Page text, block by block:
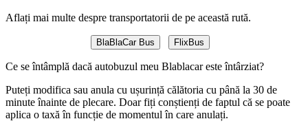
Aflați mai multe despre transportatorii de pe această rută.
BlaBlaCar Bus FlixBus
Ce se întâmplă dacă autobuzul meu Blablacar este întârziat?
Puteți modifica sau anula cu ușurință călătoria cu până la 30 de
minute înainte de plecare. Doar fiți conștienți de faptul că se poate
aplica o taxă în funcție de momentul în care anulați.